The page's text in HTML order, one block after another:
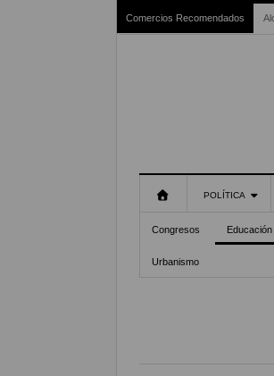
Comercios Recomendados
POLÍTICA
Congresos Educación
Urbanismo